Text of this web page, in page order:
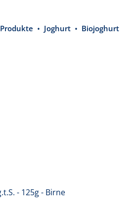
Produkte Joghurt Biojoghurt